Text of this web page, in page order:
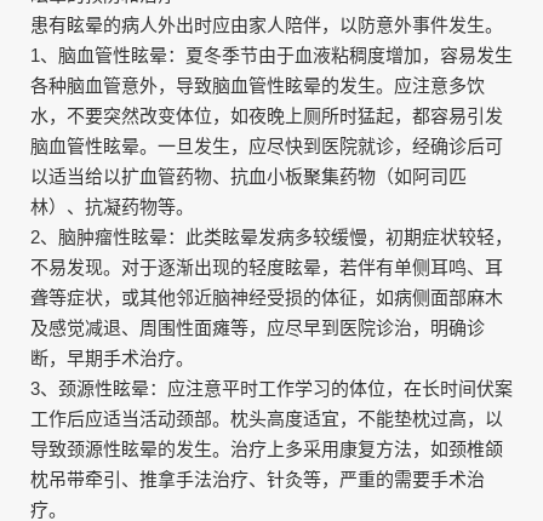
患有眩晕的病人外出时应由家人陪伴，以防意外事件发生。
1、脑血管性眩晕：夏冬季节由于血液粘稠度增加，容易发生
各种脑血管意外，导致脑血管性眩晕的发生。应注意多饮
水，不要突然改变体位，如夜晚上厕所时猛起，都容易引发
脑血管性眩晕。一旦发生，应尽快到医院就诊，经确诊后可
以适当给以扩血管药物、抗血小板聚集药物（如阿司匹
林）、抗凝药物等。
2、脑肿瘤性眩晕：此类眩晕发病多较缓慢，初期症状较轻，
不易发现。对于逐渐出现的轻度眩晕，若伴有单侧耳鸣、耳
聋等症状，或其他邻近脑神经受损的体征，如病侧面部麻木
及感觉减退、周围性面瘫等，应尽早到医院诊治，明确诊
断，早期手术治疗。
3、颈源性眩晕：应注意平时工作学习的体位，在长时间伏案
工作后应适当活动颈部。枕头高度适宜，不能垫枕过高，以
导致颈源性眩晕的发生。治疗上多采用康复方法，如颈椎颌
枕吊带牵引、推拿手法治疗、针灸等，严重的需要手术治
疗。